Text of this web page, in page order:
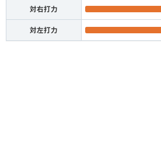
対右打力
対左打力